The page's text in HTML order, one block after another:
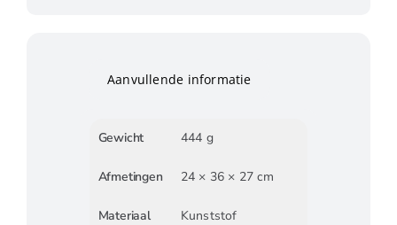
Aanvullende informatie
Gewicht 444 g
Afmetingen 24 × 36 × 27 cm
Materiaal Kunststof